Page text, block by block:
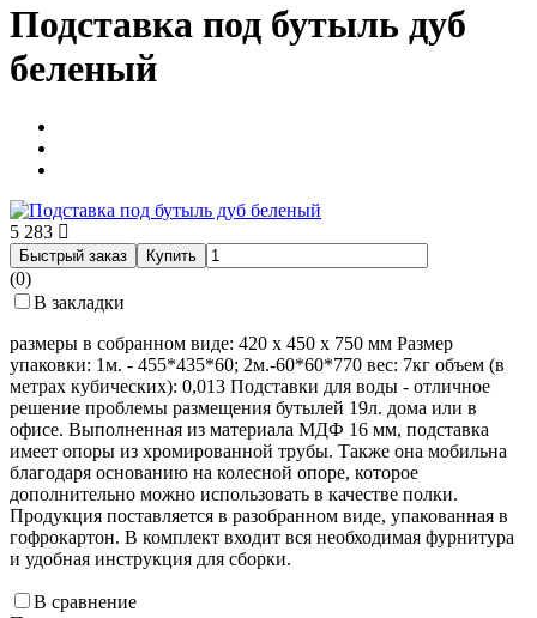
Подставка под бутыль дуб
беленый
5 283
Быстрый заказ Купить
(0)
В закладки
размеры в собранном виде: 420 х 450 х 750 мм Размер
упаковки: 1м. - 455*435*60; 2м.-60*60*770 вес: 7кг объем (в
метрах кубических): 0,013 Подставки для воды - отличное
решение проблемы размещения бутылей 19л. дома или в
офисе. Выполненная из материала МДФ 16 мм, подставка
имеет опоры из хромированной трубы. Также она мобильна
благодаря основанию на колесной опоре, которое
дополнительно можно использовать в качестве полки.
Продукция поставляется в разобранном виде, упакованная в
гофрокартон. В комплект входит вся необходимая фурнитура
и удобная инструкция для сборки.
В сравнение